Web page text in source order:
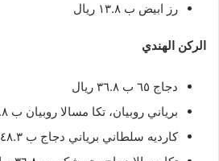
رز ابيض ب ١٣.٨ ريال
الركن الهندي
دجاج ٦٥ ب ٣٦.٨ ريال
برياني روبيان، تكا مسالا روبيان ب ٥٩.٨ ريال
كارديه سلطاني برياني دجاج ب ٤٨.٣ ريال